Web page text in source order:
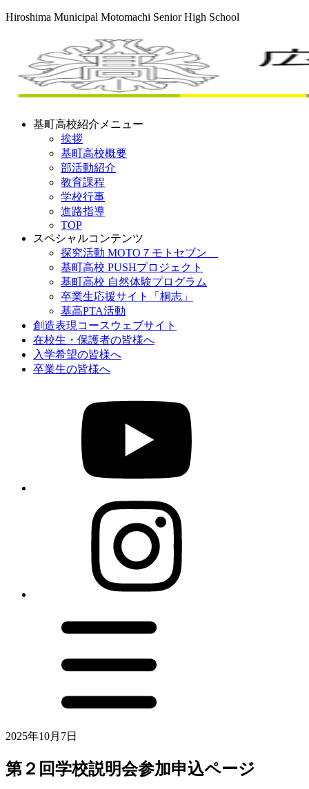
Hiroshima Municipal Motomachi Senior High School
基町高校紹介メニュー
挨拶
基町高校概要
部活動紹介
教育課程
学校行事
進路指導
TOP
スペシャルコンテンツ
探究活動 MOTO７モトセブン
基町高校 PUSHプロジェクト
基町高校 自然体験プログラム
卒業生応援サイト「桐志」
基高PTA活動
創造表現コースウェブサイト
在校生・保護者の皆様へ
入学希望の皆様へ
卒業生の皆様へ
2025年10月7日
第２回学校説明会参加申込ページ